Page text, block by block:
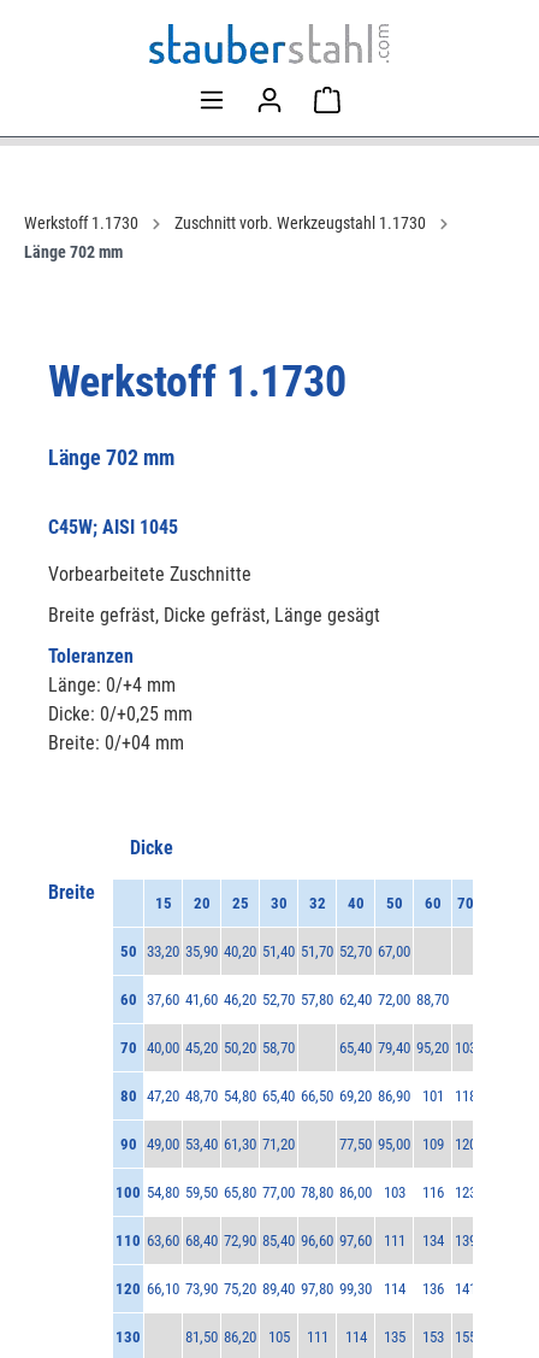
Werkstoff 1.1730
Zuschnitt vorb. Werkzeugstahl 1.1730
Länge 702 mm
Werkstoff 1.1730
Länge 702 mm
C45W; AISI 1045
Vorbearbeitete Zuschnitte
Breite gefräst, Dicke gefräst, Länge gesägt
Toleranzen
Länge: 0/+4 mm
Dicke: 0/+0,25 mm
Breite: 0/+04 mm
Dicke
Breite
15 20 25 30 32 40 50 60 70
50 33,20 35,90 40,20 51,40 51,70 52,70 67,00
60 37,60 41,60 46,20 52,70 57,80 62,40 72,00 88,70
70 40,00 45,20 50,20 58,70 65,40 79,40 95,20 103
80 47,20 48,70 54,80 65,40 66,50 69,20 86,90 101 118
90 49,00 53,40 61,30 71,20 77,50 95,00 109 120
100 54,80 59,50 65,80 77,00 78,80 86,00 103 116 123
110 63,60 68,40 72,90 85,40 96,60 97,60 111 134 139
120 66,10 73,90 75,20 89,40 97,80 99,30 114 136 141
130 81,50 86,20 105 111 114 135 153 155